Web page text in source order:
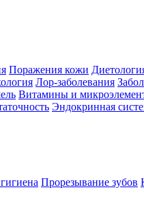
Поражения кожи
Лор-заболевания
Витамины и
Эндокринная
Прорезывание зубов